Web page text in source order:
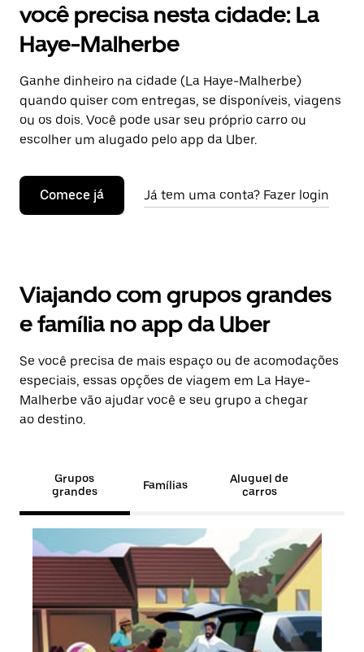
você precisa nesta cidade: La
Haye-Malherbe
Ganhe dinheiro na cidade (La Haye-Malherbe)
quando quiser com entregas, se disponíveis, viagens
ou os dois. Você pode usar seu próprio carro ou
escolher um alugado pelo app da Uber.
Comece já Já tem uma conta? Fazer login
Viajando com grupos grandes
e família no app da Uber
Se você precisa de mais espaço ou de acomodações
especiais, essas opções de viagem em La Haye-
Malherbe vão ajudar você e seu grupo a chegar
ao destino.
Grupos
grandes
Famílias
Aluguel de
carros